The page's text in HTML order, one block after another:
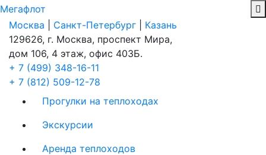
Мегафлот
Москва
Санкт-Петербург
Казань
129626, г. Москва, проспект Мира,
дом 106, 4 этаж, офис 403Б.
+ 7 (499) 348-16-11
+ 7 (812) 509-12-78
Прогулки на теплоходах
Экскурсии
Аренда теплоходов